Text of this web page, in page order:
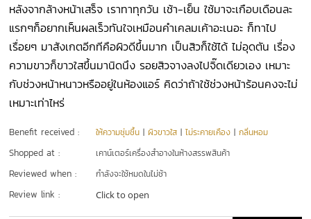
หลังจากล้างหน้าเสร็จ เราทาทุกวัน เช้า-เย็น ใช้มาจะเกือบเดือนละ
แรกๆก็อยากเห็นผลเร็วทันใจเหมือนคำเคลมเค้าอะเนอะ ก็ทาไป
เรื่อยๆ มาสังเกตอีกทีคือผิวดีขึ้นมาก เป็นสิวก็ใช้ได้ ไม่อุดตัน เรื่อง
ความขาวก็ขาวใสขึ้นมานิดนึง รอยสิวจางลงไปจิ๊ดเดียวเอง เหมาะ
กับช่วงหน้าหนาวหรืออยู่ในห้องแอร์ คิดว่าถ้าใช้ช่วงหน้าร้อนคงจะไม่
เหมาะเท่าไหร่
Benefit received : ให้ความชุ่มชื้น |ผิวขาวใส |ไม่ระคายเคือง |กลิ่นหอม
Shopped at : เคาน์เตอร์เครื่องสำอางในห้างสรรพสินค้า
Reviewed when : กำลังจะใช้หมดในไม่ช้า
Review link : Click to open